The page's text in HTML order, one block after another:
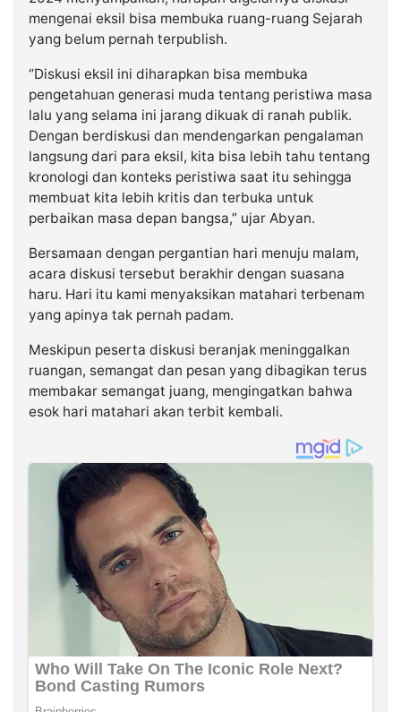
mengenai eksil bisa membuka ruang-ruang Sejarah
yang belum pernah terpublish.
“Diskusi eksil ini diharapkan bisa membuka
pengetahuan generasi muda tentang peristiwa masa
lalu yang selama ini jarang dikuak di ranah publik.
Dengan berdiskusi dan mendengarkan pengalaman
langsung dari para eksil, kita bisa lebih tahu tentang
kronologi dan konteks peristiwa saat itu sehingga
membuat kita lebih kritis dan terbuka untuk
perbaikan masa depan bangsa,” ujar Abyan.
Bersamaan dengan pergantian hari menuju malam,
acara diskusi tersebut berakhir dengan suasana
haru. Hari itu kami menyaksikan matahari terbenam
yang apinya tak pernah padam.
Meskipun peserta diskusi beranjak meninggalkan
ruangan, semangat dan pesan yang dibagikan terus
membakar semangat juang, mengingatkan bahwa
esok hari matahari akan terbit kembali.